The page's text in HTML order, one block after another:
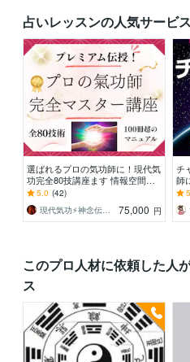
占いレッスンの人気サービス
選ばれるプロの気功師に！現代気
功完全80技講座ます 情報空間を
書き換えて気功の本質までわかる
100冊超のテキスト
5.0 (42)
75,000 円
チ
師
ー
ュ
このプロ人材に依頼した人
ス